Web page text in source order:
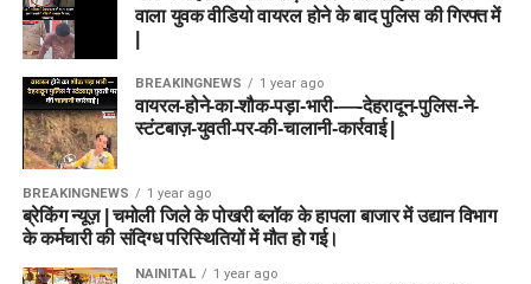
वाला युवक वीडियो वायरल होने के बाद पुलिस की गिरफ्त में
BREAKINGNEWS 1 year ago
वायरल-होने-का-शौक-पड़ा-भारी-—-देहरादून-पुलिस-ने-
स्टंटबाज़-युवती-पर-की-चालानी-कार्रवाई |
BREAKINGNEWS 1 year ago
ब्रेकिंग न्यूज़ | चमोली जिले के पोखरी ब्लॉक के हापला बाजार में उद्यान विभाग
के कर्मचारी की संदिग्ध परिस्थितियों में मौत हो गई।
NAINITAL 1 year ago